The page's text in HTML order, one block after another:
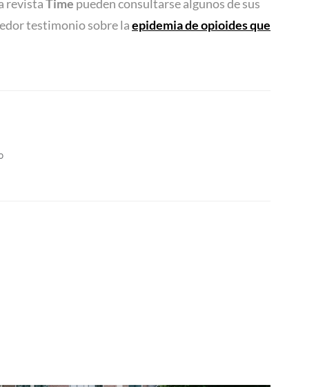
revistaTime pueden consultarse algunos de sus
testimonio sobre laepidemia de opioides que